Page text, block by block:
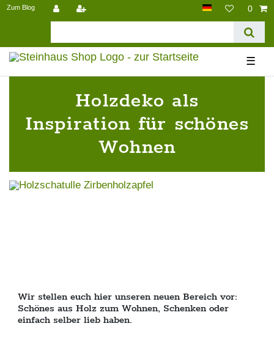
Zum Blog 0
☰
Holzdeko als
Inspiration für schönes
Wohnen
Wir stellen euch hier unseren neuen Bereich vor:
Schönes aus Holz zum Wohnen, Schenken oder
einfach selber lieb haben.